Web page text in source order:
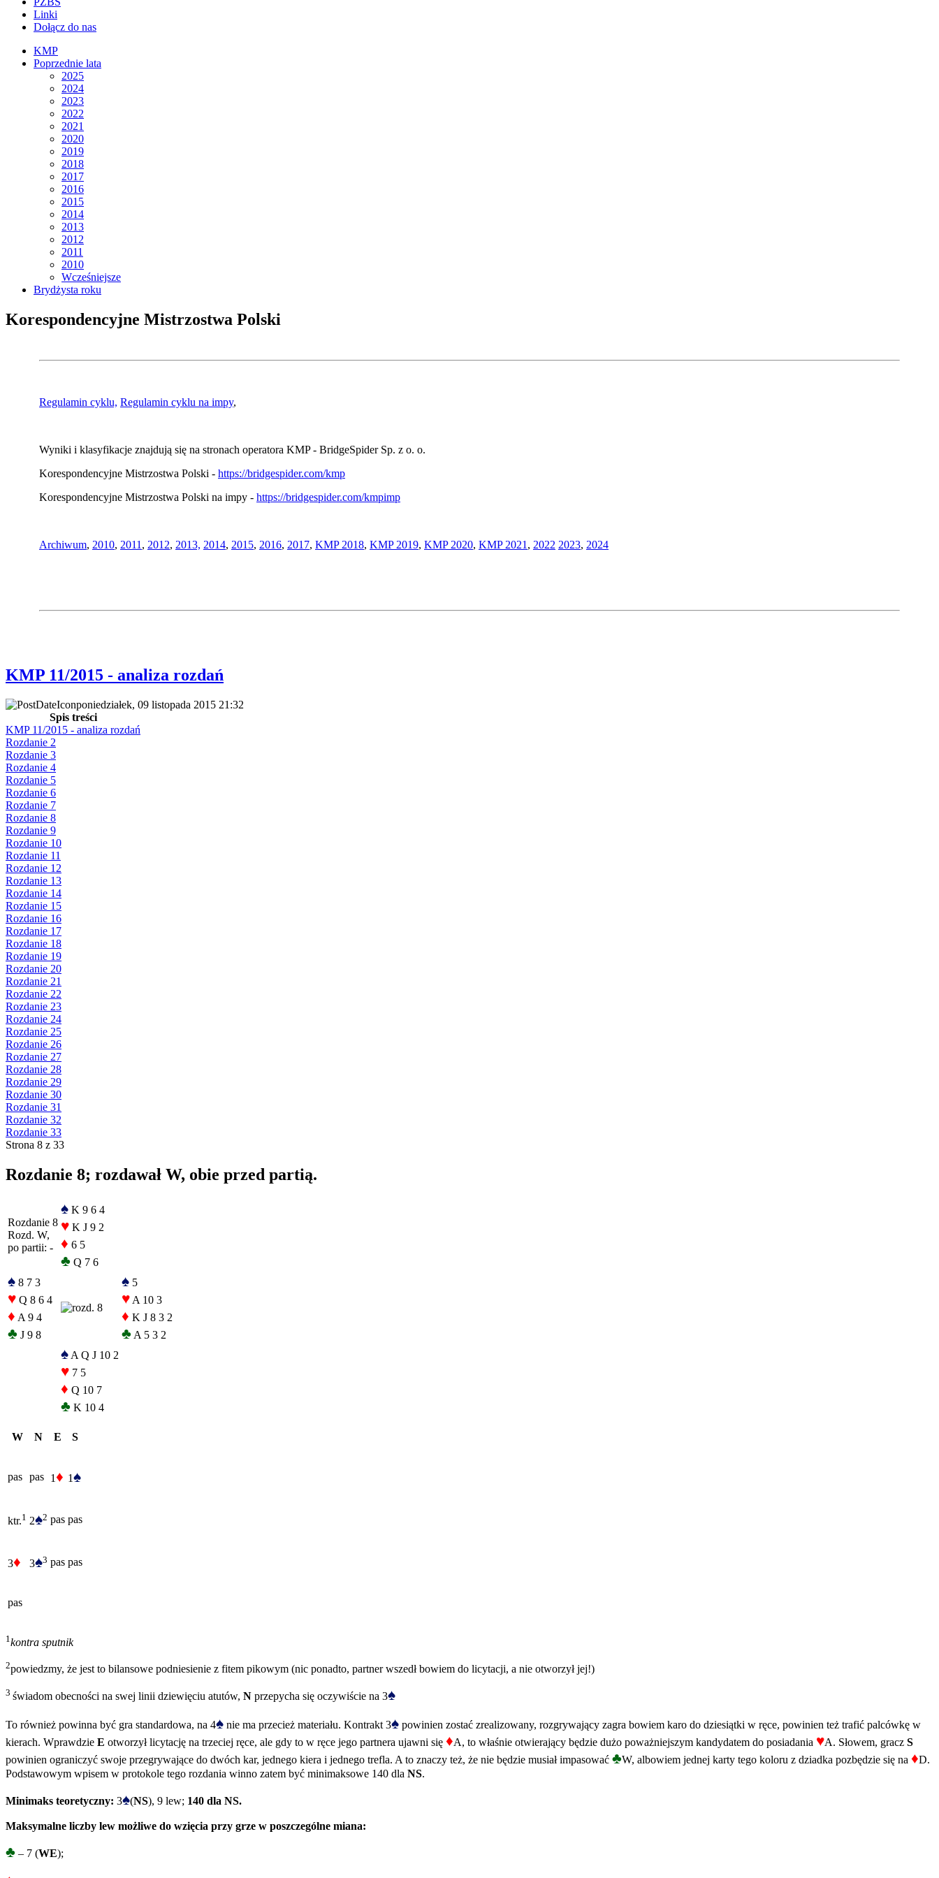
Linki
Dołącz do nas
KMP
Poprzednie lata
2025
2024
2023
2022
2021
2020
2019
2018
2017
2016
2015
2014
2013
2012
2011
2010
Wcześniejsze
Brydżysta roku
Korespondencyjne Mistrzostwa Polski
Regulamin cyklu, Regulamin cyklu na impy,
Wyniki i klasyfikacje znajdują się na stronach operatora KMP - BridgeSpider Sp. z o. o.
Korespondencyjne Mistrzostwa Polski - https://bridgespider.com/kmp
Korespondencyjne Mistrzostwa Polski na impy - https://bridgespider.com/kmpimp
Archiwum, 2010, 2011 , 2012, 2013, 2014, 2015, 2016, 2017, KMP 2018, KMP 2019, KMP 2020, KMP 2021 , 2022 2023, 2024
KMP 11/2015 - analiza rozdań
poniedziałek, 09 listopada 2015 21:32
Spis treści
KMP 11/2015 - analiza rozdań
Rozdanie 2
Rozdanie 3
Rozdanie 4
Rozdanie 5
Rozdanie 6
Rozdanie 7
Rozdanie 8
Rozdanie 9
Rozdanie 10
Rozdanie 11
Rozdanie 12
Rozdanie 13
Rozdanie 14
Rozdanie 15
Rozdanie 16
Rozdanie 17
Rozdanie 18
Rozdanie 19
Rozdanie 20
Rozdanie 21
Rozdanie 22
Rozdanie 23
Rozdanie 24
Rozdanie 25
Rozdanie 26
Rozdanie 27
Rozdanie 28
Rozdanie 29
Rozdanie 30
Rozdanie 31
Rozdanie 32
Rozdanie 33
Strona 8 z 33
Rozdanie 8; rozdawał W, obie przed partią.
Rozdanie 8
Rozd. W,
po partii: -
♠ K 9 6 4
♥ K J 9 2
♦ 6 5
♣ Q 7 6
♠ 8 7 3
♥ Q 8 6 4
♦ A 9 4
♣ J 9 8
♠ 5
♥ A 10 3
♦ K J 8 3 2
♣ A 5 3 2
♠ A Q J 10 2
♥ 7 5
♦ Q 10 7
♣ K 10 4
W N E S
pas pas 1♦ 1♠
ktr.1 2♠2 pas pas
3♦ 3♠3 pas pas
pas
1 kontra sputnik
2powiedzmy, że jest to bilansowe podniesienie z fitem pikowym (nic ponadto, partner wszedł bowiem do licytacji, a nie otworzył jej!)
3 świadom obecności na swej linii dziewięciu atutów, N przepycha się oczywiście na 3♠
To również powinna być gra standardowa, na 4♠ nie ma przecież materiału. Kontrakt 3♠ powinien zostać zrealizowany, rozgrywający zagra bowiem karo do dziesiątki w ręce, powinien też trafić palcówkę w
kierach. Wprawdzie E otworzył licytację na trzeciej ręce, ale gdy to w ręce jego partnera ujawni się ♦A, to właśnie otwierający będzie dużo poważniejszym kandydatem do posiadania ♥A. Słowem, gracz S
powinien ograniczyć swoje przegrywające do dwóch kar, jednego kiera i jednego trefla. A to znaczy też, że nie będzie musiał impasować ♣W, albowiem jednej karty tego koloru z dziadka pozbędzie się na ♦D.
Podstawowym wpisem w protokole tego rozdania winno zatem być minimaksowe 140 dla NS.
Minimaks teoretyczny: 3♠(NS), 9 lew; 140 dla NS.
Maksymalne liczby lew możliwe do wzięcia przy grze w poszczególne miana:
♣ – 7 (WE);